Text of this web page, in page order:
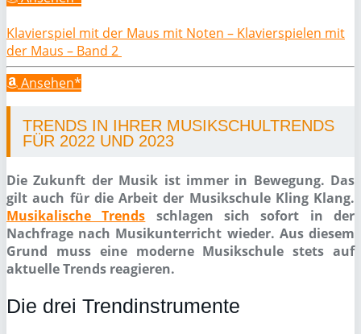
Klavierspiel mit der Maus mit Noten – Klavierspielen mit
der Maus – Band 2
Ansehen*
TRENDS IN IHRER MUSIKSCHULTRENDS
FÜR 2022 UND 2023
Die Zukunft der Musik ist immer in Bewegung. Das
gilt auch für die Arbeit der Musikschule Kling Klang.
Musikalische Trends schlagen sich sofort in der
Nachfrage nach Musikunterricht wieder. Aus diesem
Grund muss eine moderne Musikschule stets auf
aktuelle Trends reagieren.
Die drei Trendinstrumente